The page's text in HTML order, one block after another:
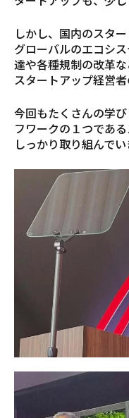
しかし、国内のスタ
グローバルのエコシ
達や各種規制の改革
スタートアップ経営者
今回もたくさんの学
フワークの１つであ
しっかり取り組んでい